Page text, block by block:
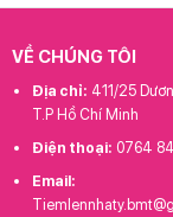
VỀ CHÚNG TÔI
Địa chỉ: 411/25
T.P Hồ Chí Minh
Điện thoại: 0764
Email: